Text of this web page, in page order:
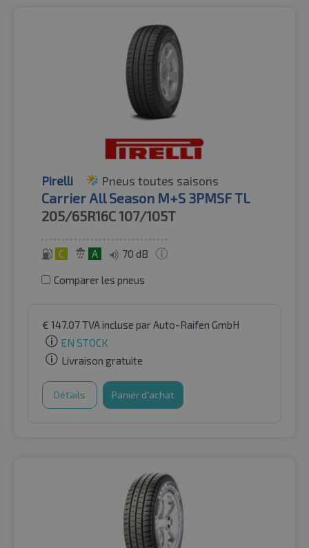
Pirelli Pneus toutes saisons
Carrier All Season M+S 3PMSF TL
205/65R16C107/105T
C A 70 dB
Comparer les pneus
€ 147.07TVA incluse par Auto-Raifen GmbH
EN STOCK
Livraison gratuite
Détails Panier d'achat